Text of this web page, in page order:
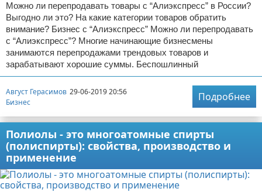
Можно ли перепродавать товары с “Алиэкспресс” в России?
Выгодно ли это? На какие категории товаров обратить
внимание? Бизнес с “Алиэкспресс” Можно ли перепродавать
с “Алиэкспресс”? Многие начинающие бизнесмены
занимаются перепродажами трендовых товаров и
зарабатывают хорошие суммы. Беспошлинный
Август Герасимов 29-06-2019 20:56
Бизнес
Подробнее
Полиолы - это многоатомные спирты
(полиспирты): свойства, производство и
применение